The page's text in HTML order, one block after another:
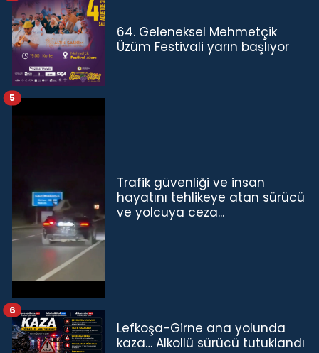
64. Geleneksel Mehmetçik
Üzüm Festivali yarın başlıyor
Trafik güvenliği ve insan
hayatını tehlikeye atan sürücü
ve yolcuya ceza...
5
Lefkoşa-Girne ana yolunda
kaza… Alkollü sürücü tutuklandı
6